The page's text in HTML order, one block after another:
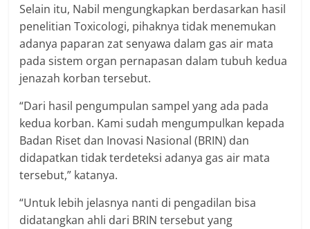
Selain itu, Nabil mengungkapkan berdasarkan hasil
penelitian Toxicologi, pihaknya tidak menemukan
adanya paparan zat senyawa dalam gas air mata
pada sistem organ pernapasan dalam tubuh kedua
jenazah korban tersebut.
“Dari hasil pengumpulan sampel yang ada pada
kedua korban. Kami sudah mengumpulkan kepada
Badan Riset dan Inovasi Nasional (BRIN) dan
didapatkan tidak terdeteksi adanya gas air mata
tersebut,” katanya.
“Untuk lebih jelasnya nanti di pengadilan bisa
didatangkan ahli dari BRIN tersebut yang